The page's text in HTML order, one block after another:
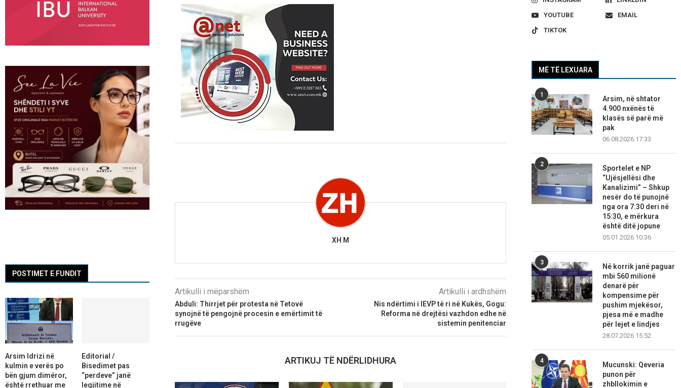
XH M
Artikulli i mëparshëm
Abduli: Thirrjet për protesta në Tetovë
synojnë të pengojnë procesin e emërtimit të
rrugëve
Artikulli i ardhshëm
Nis ndërtimi i IEVP të ri në Kukës, Gogu:
Reforma në drejtësi vazhdon edhe në
sistemin penitenciar
ARTIKUJ TË NDËRLIDHURA
YOUTUBE
EMAIL
TIKTOK
MË TË LEXUARA
1
Arsim, në shtator
4.900 nxënës të
klasës së parë më
pak
06.08.2026 17:33
2
Sportelet e NP
“Ujësjellësi dhe
Kanalizimi” – Shkup
nesër do të punojnë
nga ora 7:30 deri në
15:30, e mërkura
është ditë jopune
05.01.2026 10:36
3
Në korrik janë paguar
mbi 560 milionë
denarë për
kompensime për
pushim mjekësor,
pjesa më e madhe
për lejet e lindjes
28.07.2026 15:52
4
Mucunski: Qeveria
punon për
zhbllokimin e
POSTIMET E FUNDIT
Arsim Idrizi në
kulmin e verës po
bën gjum dimëror,
është rrethuar me
Editorial /
Bisedimet pas
“perdeve” janë
legjitime në